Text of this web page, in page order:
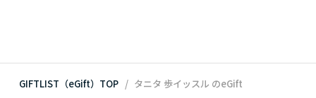
GIFTLIST（eGift）TOP タニタ 歩イッスル のeGift